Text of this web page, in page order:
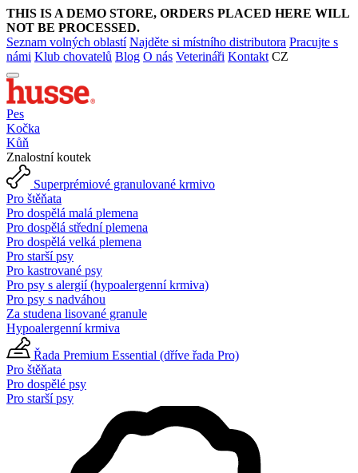
THIS IS A DEMO STORE, ORDERS PLACED HERE WILL
NOT BE PROCESSED.
Seznam volných oblastí Najděte si místního distributora Pracujte s
námi Klub chovatelů Blog O nás Veterináři Kontakt CZ
Pes
Kočka
Kůň
Znalostní koutek
Superprémiové granulované krmivo
Pro štěňata
Pro dospělá malá plemena
Pro dospělá střední plemena
Pro dospělá velká plemena
Pro starší psy
Pro kastrované psy
Pro psy s alergií (hypoalergenní krmiva)
Pro psy s nadváhou
Za studena lisované granule
Hypoalergenní krmiva
Řada Premium Essential (dříve řada Pro)
Pro štěňata
Pro dospělé psy
Pro starší psy